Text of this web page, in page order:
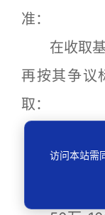
准：
在收取基
再按其争议
取：
5万元（含
5万-10万
10万-50万
访问本站需